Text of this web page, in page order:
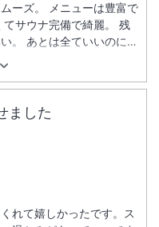
ーズ。 メニューは豊富で
サウナ完備で綺麗。 残
。 あとは全ていいのにそ
ました
れて嬉しかったです。ス